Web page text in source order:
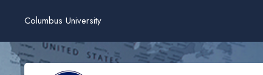
Columbus University